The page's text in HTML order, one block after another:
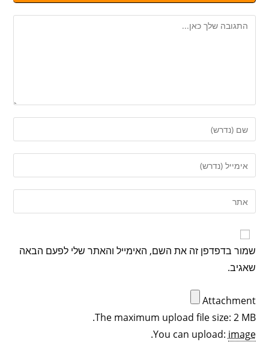
שמור בדפדפן זה את השם, האימייל והאתר שלי לפעם הבאה
שאגיב.
Attachment
The maximum upload file size: 2 MB.
You can upload: image
.